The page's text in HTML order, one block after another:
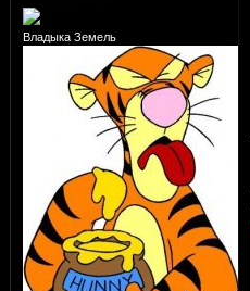
Владыка Земель